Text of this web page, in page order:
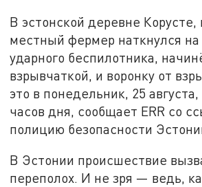
В эстонской деревне Корусте,
местный фермер наткнулся
ударного беспилотника,
взрывчаткой, и воронку от
это в понедельник, 25
часов дня, сообщает ERR со
полицию безопасности
В Эстонии происшествие
переполох. И не зря — ведь,